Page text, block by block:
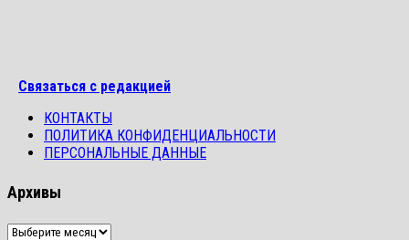
Связаться с редакцией
КОНТАКТЫ
ПОЛИТИКА КОНФИДЕНЦИАЛЬНОСТИ
ПЕРСОНАЛЬНЫЕ ДАННЫЕ
Архивы
Архивы